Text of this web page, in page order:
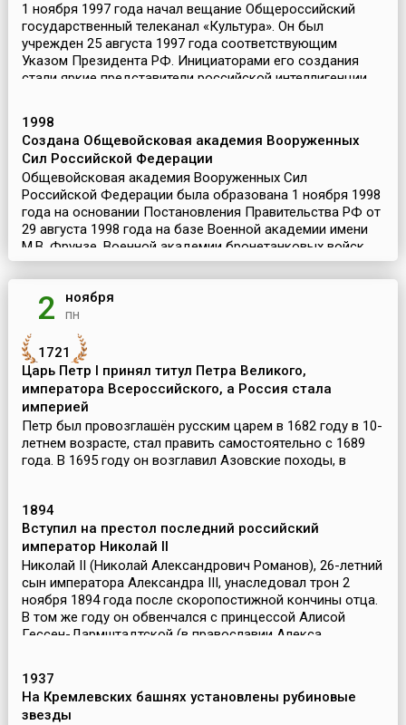
1 ноября 1997 года начал вещание Общероссийский
государственный телеканал «Культура». Он был
учрежден 25 августа 1997 года соответствующим
Указом Президента РФ. Инициаторами его создания
стали яркие представители российской интеллигенции
1998
Создана Общевойсковая академия Вооруженных
Сил Российской Федерации
Общевойсковая академия Вооруженных Сил
Российской Федерации была образована 1 ноября 1998
года на основании Постановления Правительства РФ от
29 августа 1998 года на базе Военной академии имени
М.В. Фрунзе, Военной академии бронетанковых войск
имени ...
2 ноября
пн
1721
Царь Петр I принял титул Петра Великого,
императора Всероссийского, а Россия стала
империей
Петр был провозглашён русским царем в 1682 году в 10-
летнем возрасте, стал править самостоятельно с 1689
года. В 1695 году он возглавил Азовские походы, в
1894
Вступил на престол последний российский
император Николай II
Николай II (Николай Александрович Романов), 26-летний
сын императора Александра III, унаследовал трон 2
ноября 1894 года после скоропостижной кончины отца.
В том же году он обвенчался с принцессой Алисой
Гессен-Дармштадтской (в православии Алекса...
1937
На Кремлевских башнях установлены рубиновые
звезды